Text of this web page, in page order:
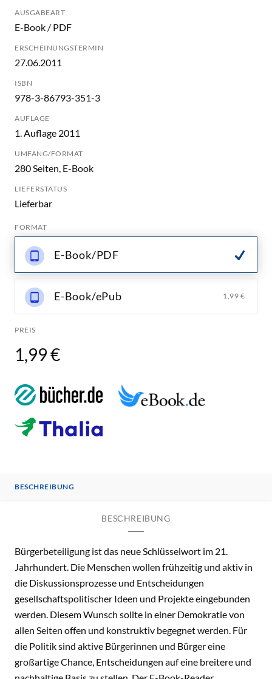
AUSGABEART
E-Book / PDF
ERSCHEINUNGSTERMIN
27.06.2011
ISBN
978-3-86793-351-3
AUFLAGE
1. Auflage 2011
UMFANG/FORMAT
280 Seiten, E-Book
LIEFERSTATUS
Lieferbar
FORMAT
E-Book/PDF
E-Book/ePub 1,99 €
PREIS
1,99 €
BESCHREIBUNG
BESCHREIBUNG
Bürgerbeteiligung ist das neue Schlüsselwort im 21.
Jahrhundert. Die Menschen wollen frühzeitig und aktiv in
die Diskussionsprozesse und Entscheidungen
gesellschaftspolitischer Ideen und Projekte eingebunden
werden. Diesem Wunsch sollte in einer Demokratie von
allen Seiten offen und konstruktiv begegnet werden. Für
die Politik sind aktive Bürgerinnen und Bürger eine
großartige Chance, Entscheidungen auf eine breitere und